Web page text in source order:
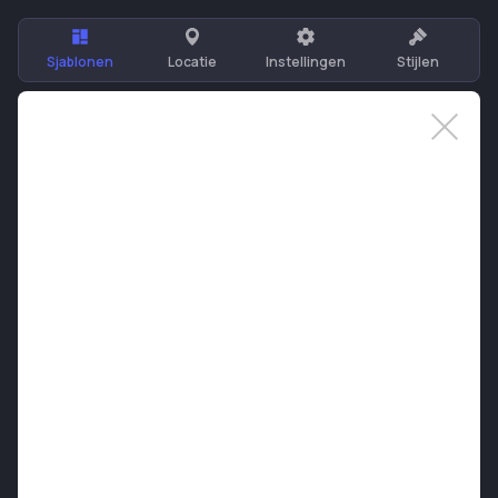
Sjablonen Locatie Instellingen Stijlen